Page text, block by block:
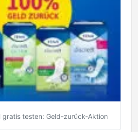
gratis testen: Geld-zurück-Aktion